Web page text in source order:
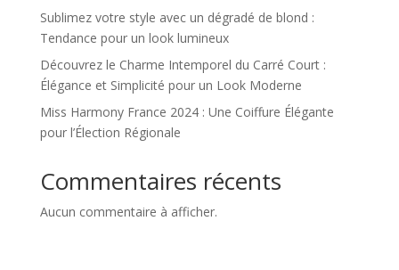
Sublimez votre style avec un dégradé de blond :
Tendance pour un look lumineux
Découvrez le Charme Intemporel du Carré Court :
Élégance et Simplicité pour un Look Moderne
Miss Harmony France 2024 : Une Coiffure Élégante
pour l’Élection Régionale
Commentaires récents
Aucun commentaire à afficher.